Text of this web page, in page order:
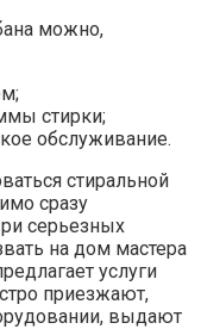
можно,
стирки;
обслуживание.
стиральной
сразу
серьезных
на дом мастера
услуги
приезжают,
выдают